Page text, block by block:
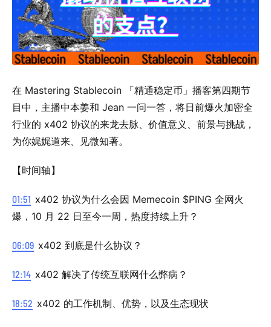
在 Mastering Stablecoin 「精通稳定币」播客第四期节
目中，主播中本姜和 Jean 一问一答，将日前爆火加密全
行业的 x402 协议的来龙去脉、价值意义、前景与挑战，
为你娓娓道来、见微知著。
【时间轴】
01:51 x402 协议为什么会因 Memecoin $PING 全网火
爆，10 月 22 日至今一周，热度持续上升？
06:09 x402 到底是什么协议？
12:14 x402 解决了传统互联网什么弊病？
18:52 x402 的工作机制、优势，以及生态现状